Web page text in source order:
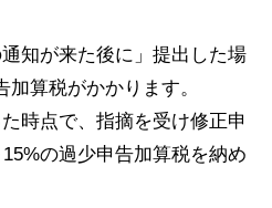
知が来た後に」提出した場
加算税がかかります。
時点で、指摘を受け修正申
15%の過少申告加算税を納め